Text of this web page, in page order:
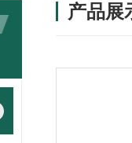
产品展